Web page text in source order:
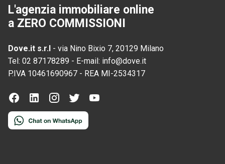
L'agenzia immobiliare online
a ZERO COMMISSIONI
Dove.it s.r.l - via Nino Bixio 7, 20129 Milano
Tel: 02 87178289 - E-mail: info@dove.it
P.IVA 10461690967 - REA MI-2534317